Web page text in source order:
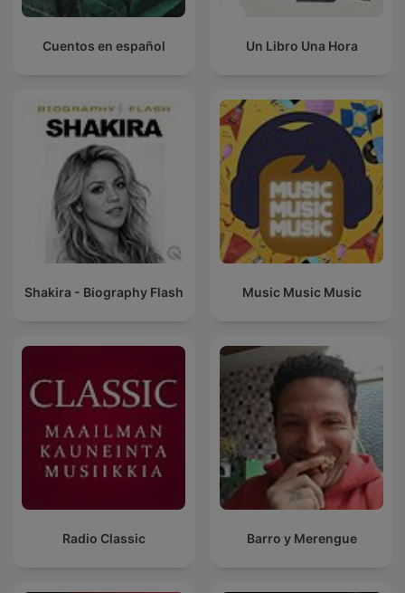
Cuentos en español Un Libro Una Hora
Shakira - Biography Flash Music Music Music
Radio Classic Barro y Merengue